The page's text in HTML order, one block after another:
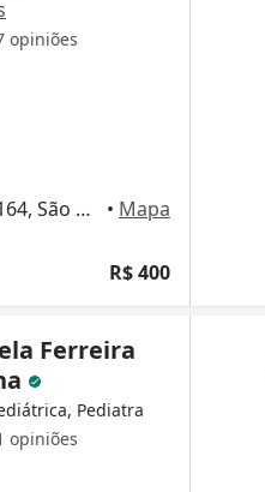
opiniões
Rua Arnaldo Vallardi Portilho 164, São Paulo
• Mapa
R$ 400
Ferreira
Pediatra
opiniões